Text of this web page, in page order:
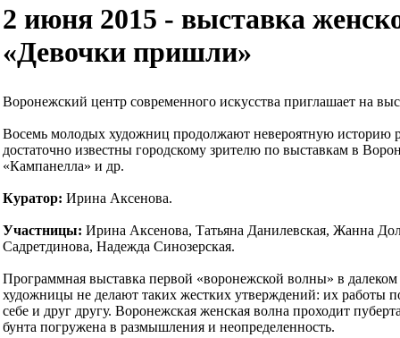
2 июня 2015 - выставка
«Девочки пришли»
Воронежский центр современного искусства приглашает на
Восемь молодых художниц продолжают невероятную историю
достаточно известны городскому зрителю по выставкам в
«Кампанелла» и др.
Куратор: Ирина Аксенова.
Участницы: Ирина Аксенова, Татьяна Данилевская, Жанна
Садретдинова, Надежда Синозерская.
Программная выставка первой «воронежской волны» в
художницы не делают таких жестких утверждений: их работы
себе и друг другу. Воронежская женская волна проходит
бунта погружена в размышления и неопределенность.